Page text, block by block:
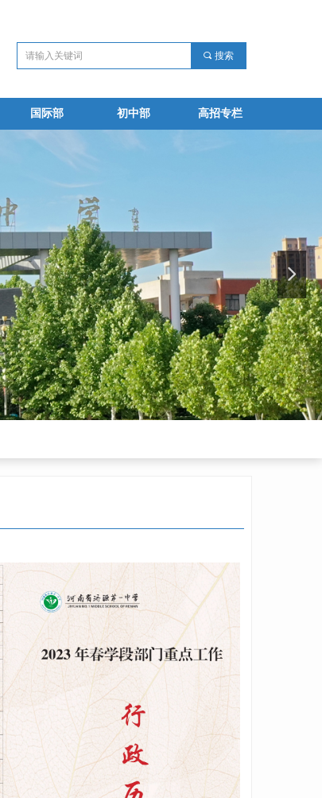
끠 搜索
国际部
国际部
初中部 高招专栏
넲